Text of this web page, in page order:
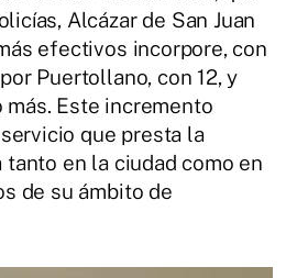
Alcázar de San Juan
efectivos incorpore, con
Puertollano, con 12, y
más. Este incremento
que presta la
tanto en la ciudad como en
de su ámbito de